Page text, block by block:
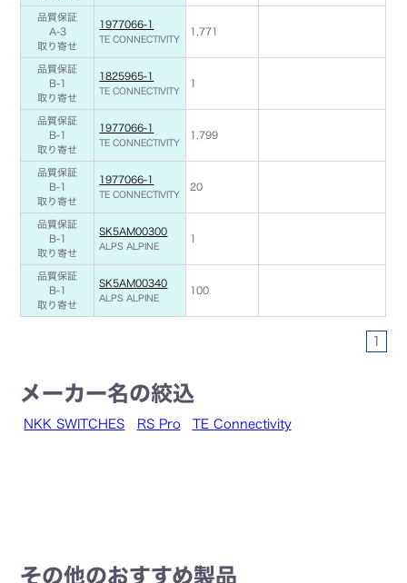
品質保証
A-3
取り寄せ
1977066-1
TE CONNECTIVITY
1,771
品質保証
B-1
取り寄せ
1825965-1
TE CONNECTIVITY
1
品質保証
B-1
取り寄せ
1977066-1
TE CONNECTIVITY
1,799
品質保証
B-1
取り寄せ
1977066-1
TE CONNECTIVITY
20
品質保証
B-1
取り寄せ
SK5AM00300
ALPS ALPINE
1
品質保証
B-1
取り寄せ
SK5AM00340
ALPS ALPINE
100
1
メーカー名の絞込
NKK SWITCHES RS Pro TE Connectivity
その他のおすすめ製品